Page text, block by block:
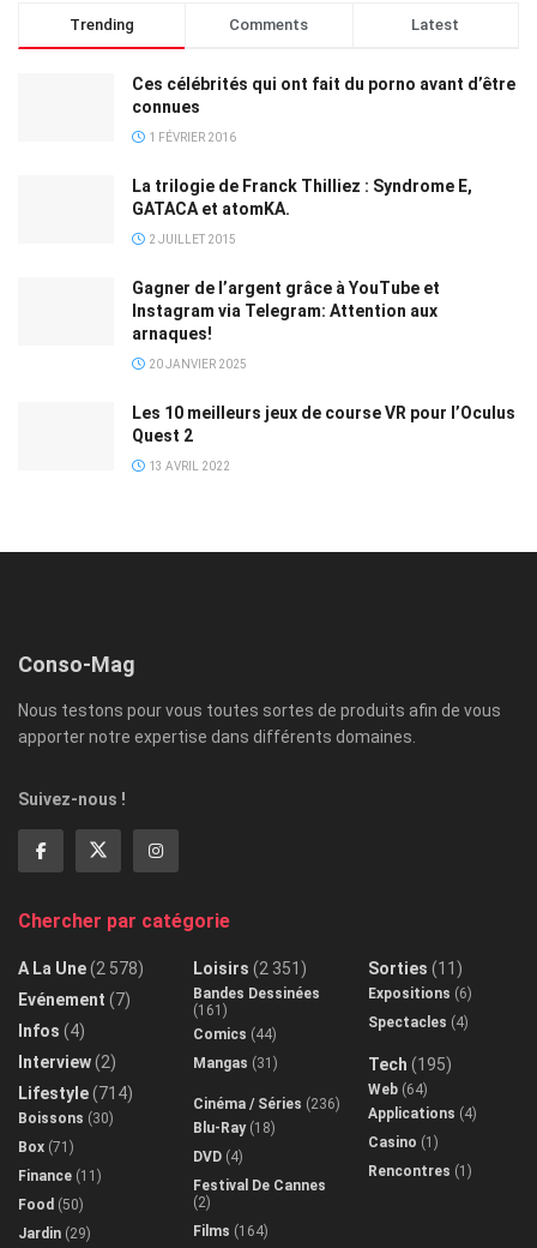
Trending Comments Latest
Ces célébrités qui ont fait du porno avant d’être
connues
1 FÉVRIER 2016
La trilogie de Franck Thilliez : Syndrome E,
GATACA et atomKA.
2 JUILLET 2015
Gagner de l’argent grâce à YouTube et
Instagram via Telegram: Attention aux
arnaques!
20 JANVIER 2025
Les 10 meilleurs jeux de course VR pour l’Oculus
Quest 2
13 AVRIL 2022
Conso-Mag
Nous testons pour vous toutes sortes de produits afin de vous
apporter notre expertise dans différents domaines.
Suivez-nous !
Chercher par catégorie
A La Une(2 578)
Evénement (7)
Infos (4)
Interview(2)
Lifestyle(714)
Boissons (30)
Box (71)
Finance (11)
Food (50)
Jardin (29)
Loisirs (2 351)
Bandes Dessinées
(161)
Comics (44)
Mangas (31)
Cinéma / Séries (236)
Blu-Ray(18)
DVD (4)
Festival De Cannes
(2)
Films (164)
Sorties (11)
Expositions (6)
Spectacles (4)
Tech (195)
Web (64)
Applications (4)
Casino (1)
Rencontres (1)